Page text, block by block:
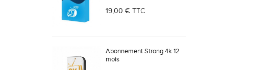
19,00 € TTC
Abonnement Strong 4k 12
mois